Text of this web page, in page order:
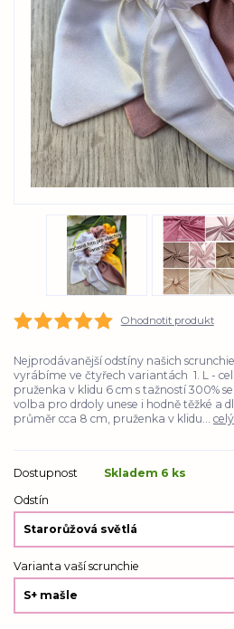
Ohodnotit produkt
Nejprodávanější odstíny našich
vyrábíme ve čtyřech variantách 1. L -
pruženka v klidu 6 cm s tažností 300%
volba pro drdoly unese i hodně těžké a
průměr cca 8 cm, pruženka v klidu...
Dostupnost
Skladem 6 ks
Odstín
Varianta vaší scrunchie